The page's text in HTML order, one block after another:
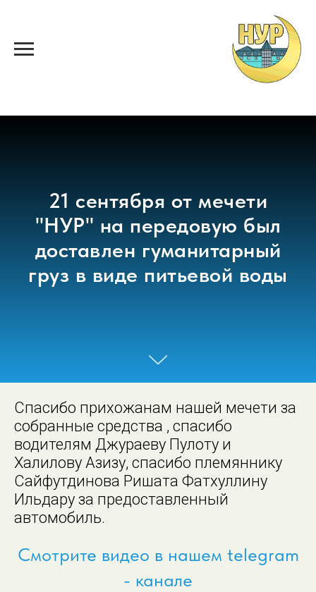
21 сентября от мечети
"НУР" на передовую был
доставлен гуманитарный
груз в виде питьевой воды
Спасибо прихожанам нашей мечети за
собранные средства , спасибо
водителям Джураеву Пулоту и
Халилову Азизу, спасибо племяннику
Сайфутдинова Ришата Фатхуллину
Ильдару за предоставленный
автомобиль.
Смотрите видео в нашем telegram
- канале